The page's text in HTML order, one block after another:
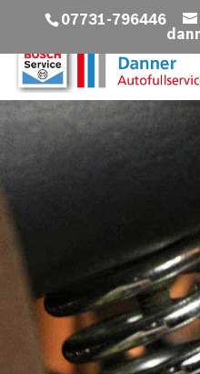
07731-796446